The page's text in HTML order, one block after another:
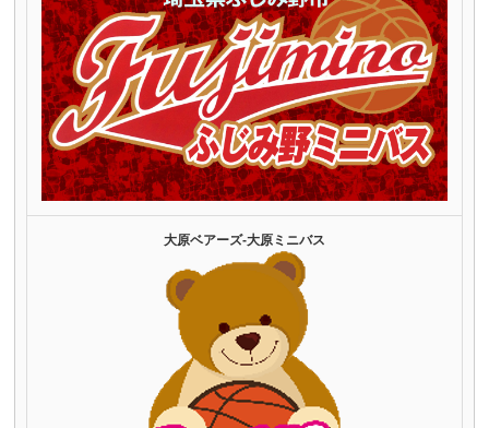
大原ベアーズ‐大原ミニバス